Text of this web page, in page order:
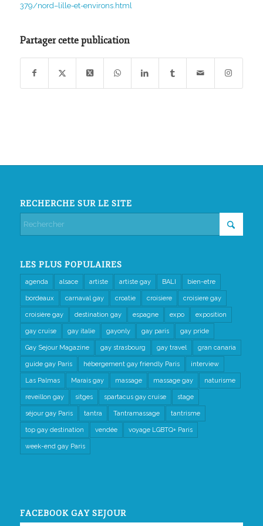
379/nord–lille-et-environs.html
Partager cette publication
RECHERCHE SUR LE SITE
LES PLUS POPULAIRES
agenda alsace artiste artiste gay BALI bien-etre
bordeaux carnaval gay croatie croisiere croisiere gay
croisière gay destination gay espagne expo exposition
gay cruise gay italie gayonly gay paris gay pride
Gay Sejour Magazine gay strasbourg gay travel gran canaria
guide gay Paris hébergement gay friendly Paris interview
Las Palmas Marais gay massage massage gay naturisme
reveillon gay sitges spartacus gay cruise stage
séjour gay Paris tantra Tantramassage tantrisme
top gay destination vendée voyage LGBTQ+ Paris
week-end gay Paris
FACEBOOK GAY SEJOUR